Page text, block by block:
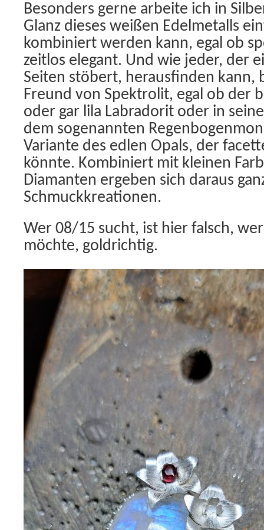
Besonders gerne arbeite ich in
Glanz dieses weißen Edelmetalls
kombiniert werden kann, egal ob
zeitlos elegant. Und wie jeder, der
Seiten stöbert, herausfinden kann,
Freund von Spektrolit, egal ob der
oder gar lila Labradorit oder in
dem sogenannten
Variante des edlen Opals, der
könnte. Kombiniert mit kleinen
Diamanten ergeben sich daraus
Schmuckkreationen.
Wer 08/15 sucht, ist hier falsch,
möchte, goldrichtig.